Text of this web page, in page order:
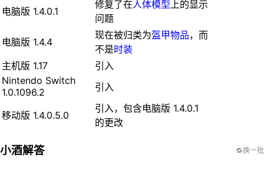
电脑版 1.4.0.1
修复了在人体模型 上的显示
问题
电脑版 1.4.4
现在被归类为盔甲物品，而
不是时装
主机版 1.17
引入
Nintendo Switch
1.0.1096.2
引入
移动版 1.4.0.5.0
引入，包含电脑版 1.4.0.1
的更改
小酒解答 🔁换一批